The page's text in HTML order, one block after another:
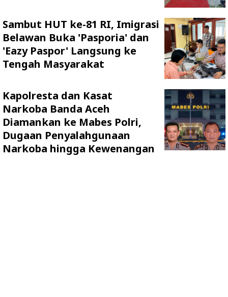
Sambut HUT ke-81 RI, Imigrasi
Belawan Buka 'Pasporia' dan
'Eazy Paspor' Langsung ke
Tengah Masyarakat
Kapolresta dan Kasat
Narkoba Banda Aceh
Diamankan ke Mabes Polri,
Dugaan Penyalahgunaan
Narkoba hingga Kewenangan